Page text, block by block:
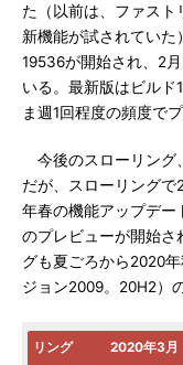
た（以前は、ファスト
新機能が試されていた
19536が開始され、2
いる。最新版はビルド
ま週1回程度の頻度で
今後のスローリング
だが、スローリングで
年春の機能アップデー
のプレビューが開始
グも夏ごろから2020
ジョン2009。20H2）
リング 2020年3月